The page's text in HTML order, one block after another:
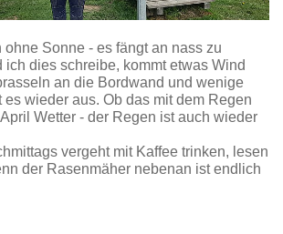
ohne Sonne - es fängt an nass zu
ich dies schreibe, kommt etwas Wind
an die Bordwand und wenige
es wieder aus. Ob das mit dem Regen
Wetter - der Regen ist auch wieder
vergeht mit Kaffee trinken, lesen
der Rasenmäher nebenan ist endlich